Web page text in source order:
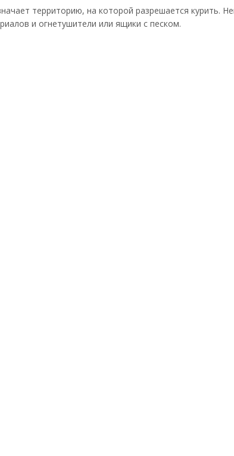
территорию, на которой разрешается курить.
и огнетушители или ящики с песком.